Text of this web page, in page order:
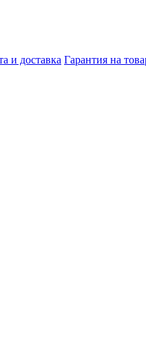
и доставка Гарантия на